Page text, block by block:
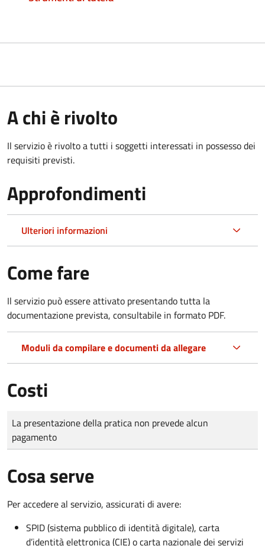
A chi è rivolto
Il servizio è rivolto a tutti i soggetti interessati in possesso dei
requisiti previsti.
Approfondimenti
Ulteriori informazioni
Come fare
Il servizio può essere attivato presentando tutta la
documentazione prevista, consultabile in formato PDF.
Moduli da compilare e documenti da allegare
Costi
Tipo di pagamento
Importo
La presentazione della pratica non prevede alcun
pagamento
Cosa serve
Per accedere al servizio, assicurati di avere:
SPID (sistema pubblico di identità digitale), carta
d’identità elettronica (CIE) o carta nazionale dei servizi